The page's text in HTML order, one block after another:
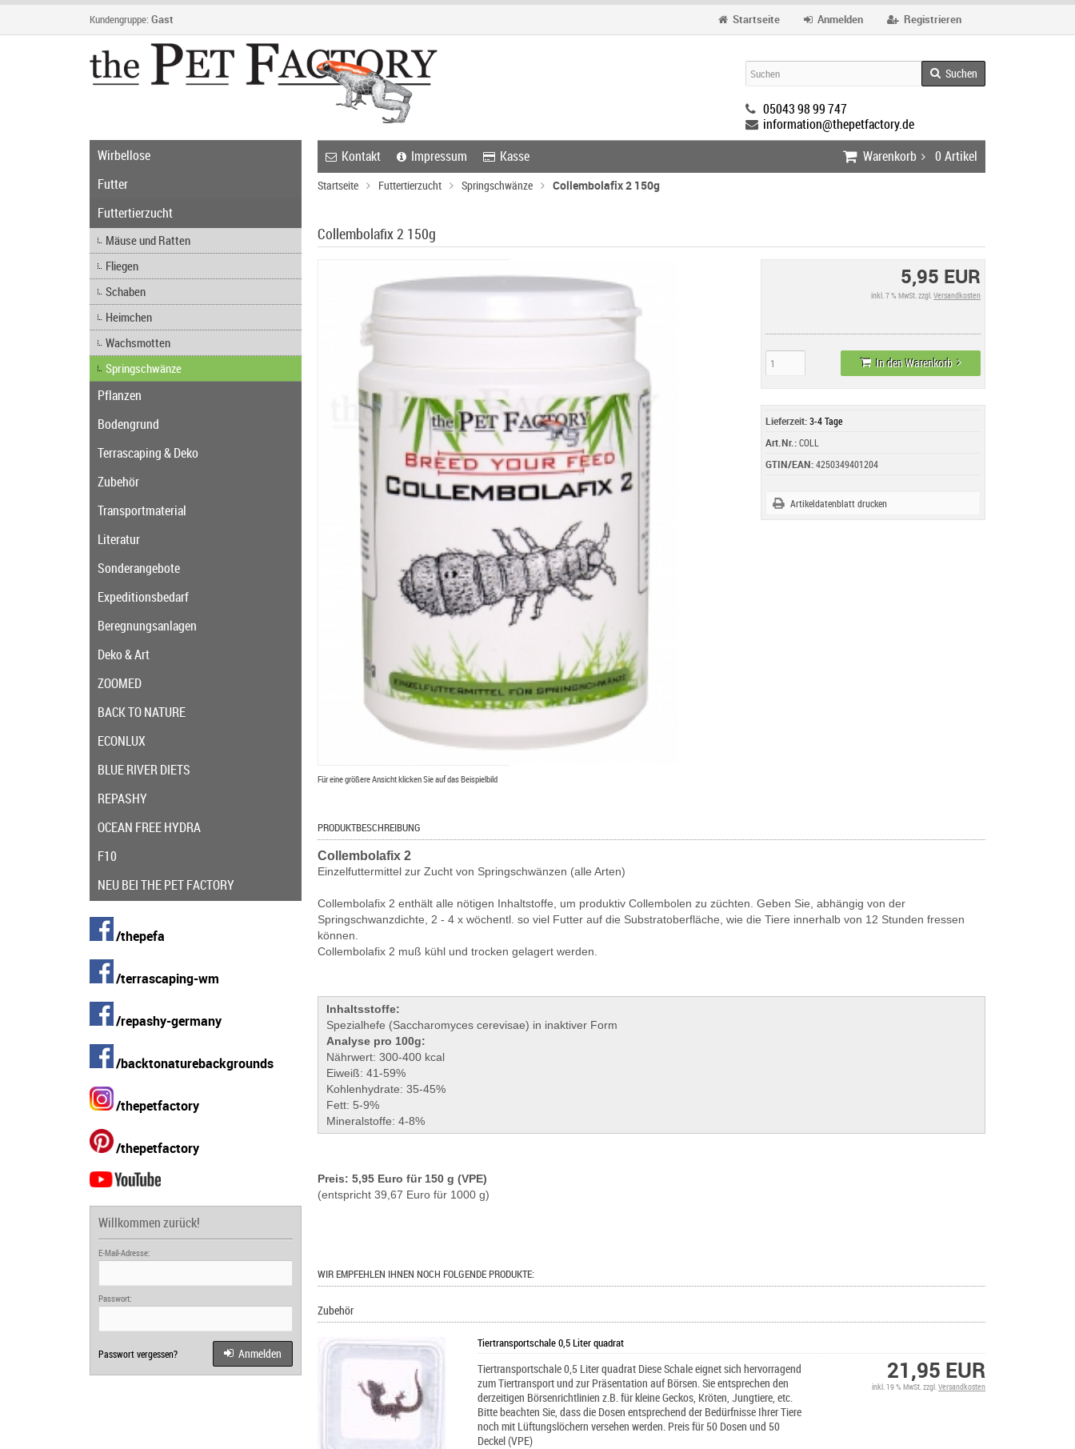
Kundengruppe: Gast Registrieren
Anmelden
Startseite
Suchen
05043 98 99 747
information@thepetfactory.de
Kontakt
Impressum Kasse Warenkorb 0 Artikel
Startseite Futtertierzucht Springschwänze Collembolafix 2 150g
Collembolafix 2 150g
Für eine größere Ansicht klicken Sie auf das Beispielbild
5,95 EUR
inkl. 7 % MwSt. zzgl.Versandkosten
In den Warenkorb
Lieferzeit:3-4 Tage
Art.Nr.:COLL
GTIN/EAN:4250349401204
Artikeldatenblatt drucken
PRODUKTBESCHREIBUNG
Collembolafix 2
Einzelfuttermittel zur Zucht von Springschwänzen (alle Arten)
Collembolafix 2 enthält alle nötigen Inhaltstoffe, um produktiv Collembolen zu züchten. Geben Sie, abhängig von der
Springschwanzdichte, 2 - 4 x wöchentl. so viel Futter auf die Substratoberfläche, wie die Tiere innerhalb von 12 Stunden fressen
können.
Collembolafix 2 muß kühl und trocken gelagert werden.
Inhaltsstoffe:
Spezialhefe (Saccharomyces cerevisae) in inaktiver Form
Analyse pro 100g:
Nährwert: 300-400 kcal
Eiweiß: 41-59%
Kohlenhydrate: 35-45%
Fett: 5-9%
Mineralstoffe: 4-8%
Preis: 5,95 Euro für 150 g (VPE)
(entspricht 39,67 Euro für 1000 g)
WIR EMPFEHLEN IHNEN NOCH FOLGENDE PRODUKTE:
Zubehör
Tiertransportschale 0,5 Liter quadrat
Tiertransportschale 0,5 Liter quadrat Diese Schale eignet sich hervorragend
zum Tiertransport und zur Präsentation auf Börsen. Sie entsprechen den
derzeitigen Börsenrichtlinien z.B. für kleine Geckos, Kröten, Jungtiere, etc.
Bitte beachten Sie, dass die Dosen entsprechend der Bedürfnisse Ihrer Tiere
noch mit Lüftungslöchern versehen werden. Preis für 50 Dosen und 50
Deckel (VPE)
21,95 EUR
inkl. 19 % MwSt. zzgl.Versandkosten
Wirbellose
Futter
Futtertierzucht
Mäuse und Ratten
Fliegen
Schaben
Heimchen
Wachsmotten
Springschwänze
Pflanzen
Bodengrund
Terrascaping & Deko
Zubehör
Transportmaterial
Literatur
Sonderangebote
Expeditionsbedarf
Beregnungsanlagen
Deko & Art
ZOOMED
BACK TO NATURE
ECONLUX
BLUE RIVER DIETS
REPASHY
OCEAN FREE HYDRA
F10
NEU BEI THE PET FACTORY
/thepefa
/terrascaping-wm
/repashy-germany
/backtonaturebackgrounds
/thepetfactory
/thepetfactory
Willkommen zurück!
E-Mail-Adresse:
Passwort:
Passwort vergessen? Anmelden